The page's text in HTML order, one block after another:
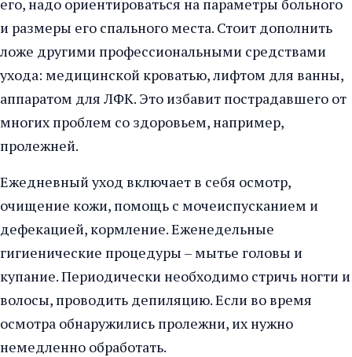
и размеры его спального места. Стоит дополнить
ложе другими профессиональными средствами
ухода: медицинской кроватью, лифтом для ванны,
аппаратом для ЛФК. Это избавит пострадавшего от
многих проблем со здоровьем, например,
пролежней.
Ежедневный уход включает в себя осмотр,
очищение кожи, помощь с мочеиспусканием и
дефекацией, кормление. Еженедельные
гигиенические процедуры – мытье головы и
купание. Периодически необходимо стричь ногти и
волосы, проводить депиляцию. Если во время
осмотра обнаружились пролежни, их нужно
немедленно обработать.